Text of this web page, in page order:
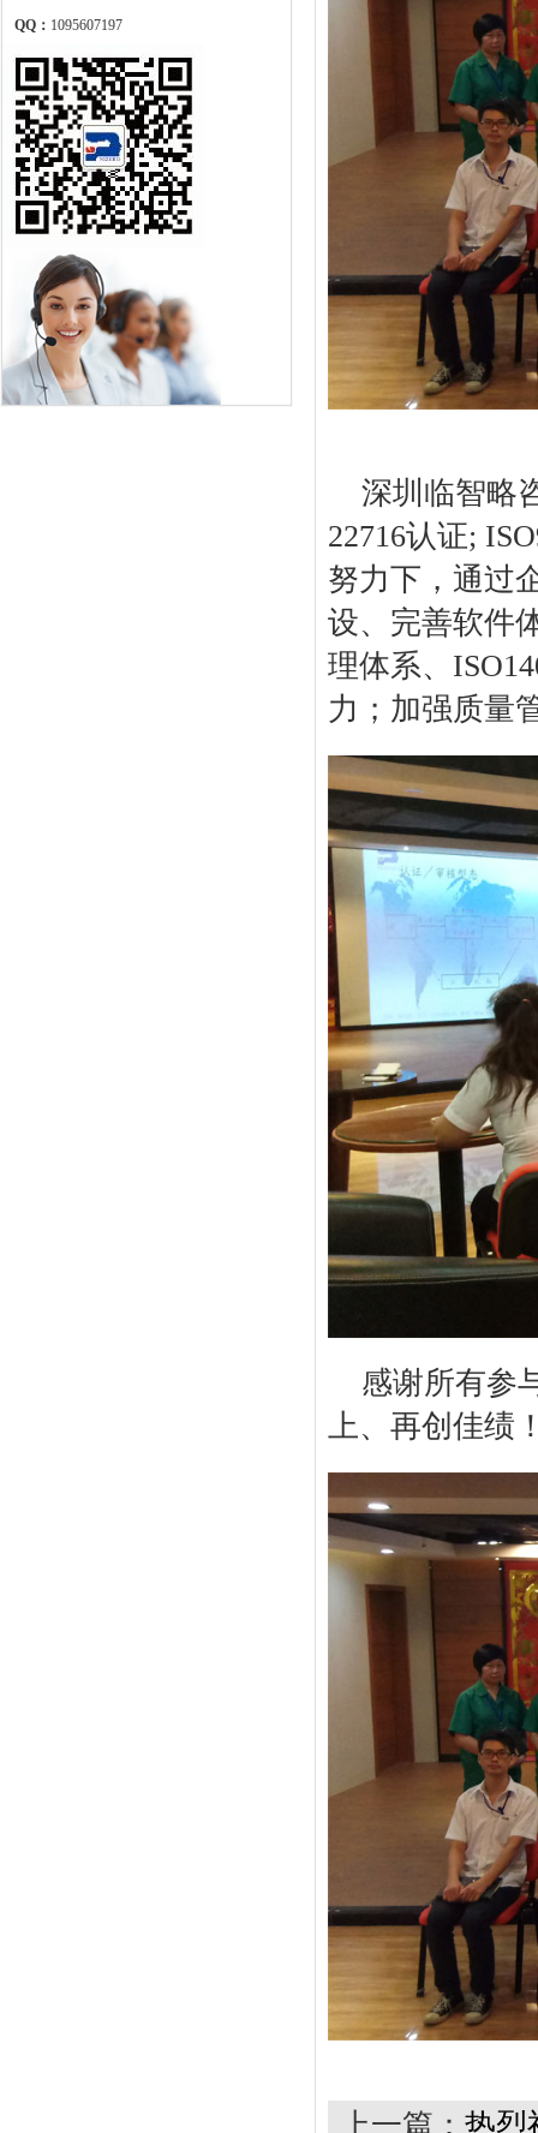
QQ： 1095607197
深圳临智略
22716认证;
努力下，通过
设、完善软件
理体系、
力；加强质量
感谢所有参
上、再创佳绩
上一篇： 热烈